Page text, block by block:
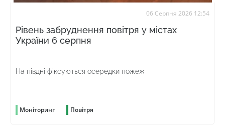
06 Серпня 2026 12:54
Рівень забруднення повітря у містах
України 6 серпня
На півдні фіксуються осередки пожеж
Моніторинг Повітря